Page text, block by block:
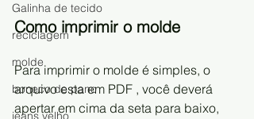
Galinha de tecido
reciclagem
molde
boneco de pano
jeans velho
Como imprimir o molde
Para imprimir o molde é simples, o
arquivo esta em PDF , você deverá
apertar em cima da seta para baixo,